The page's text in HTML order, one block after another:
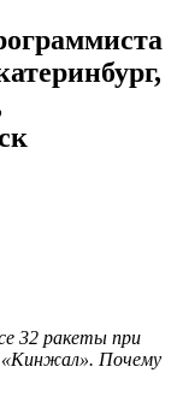
32 ракеты при
«Кинжал». Почему